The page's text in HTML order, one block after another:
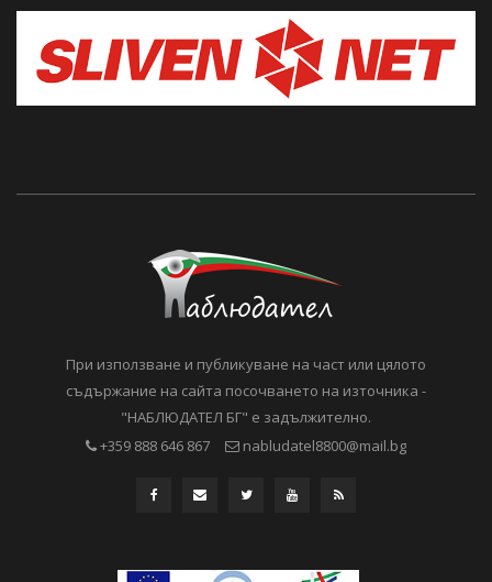
При използване и публикуване на част или цялото
съдържание на сайта посочването на източника -
"НАБЛЮДАТЕЛ БГ" е задължително.
+359 888 646 867
nabludatel8800@mail.bg